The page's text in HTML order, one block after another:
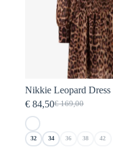
Nikkie Leopard Dress
€169,00
Oorspronkelijke
was:
€ 169,00.
€ 84,50Huidige
is:
€ 84,50.
32 34 36 38 42